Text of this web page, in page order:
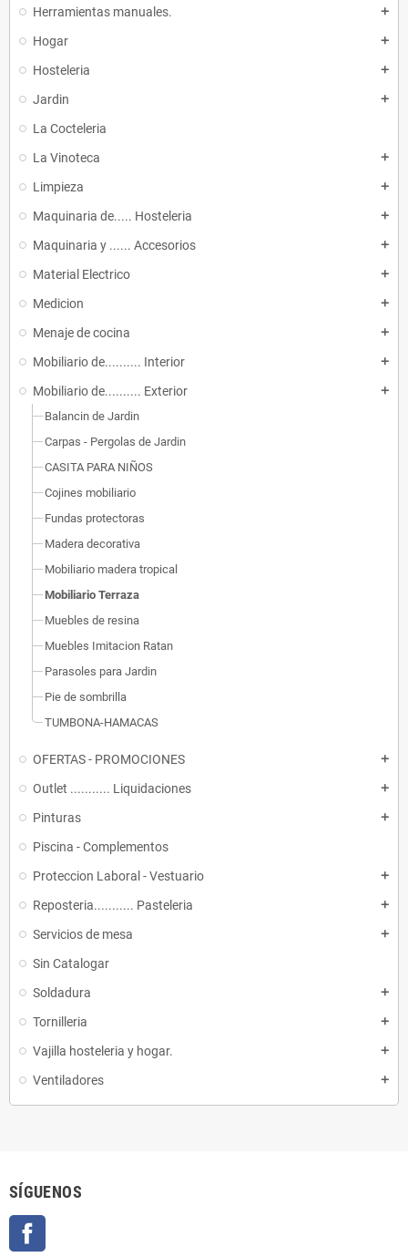
Herramientas manuales. add
Hogar add
Hosteleria add
Jardin add
La Cocteleria
La Vinoteca
add
Limpieza add
Maquinaria de..... Hosteleria add
Maquinaria y ...... Accesorios add
Material Electrico add
Medicion add
Menaje de cocina add
Mobiliario de.......... Interior add
Mobiliario de.......... Exterior add
Balancin de Jardin
Carpas - Pergolas de Jardin
CASITA PARA NIÑOS
Cojines mobiliario
Fundas protectoras
Madera decorativa
Mobiliario madera tropical
Mobiliario Terraza
Muebles de resina
Muebles Imitacion Ratan
Parasoles para Jardin
Pie de sombrilla
TUMBONA-HAMACAS
OFERTAS - PROMOCIONES add
Outlet ........... Liquidaciones add
Pinturas add
Piscina - Complementos
Proteccion Laboral - Vestuario
add
Reposteria........... Pasteleria add
Servicios de mesa add
Sin Catalogar
Soldadura
add
Tornilleria add
Vajilla hosteleria y hogar. add
Ventiladores add
SÍGUENOS